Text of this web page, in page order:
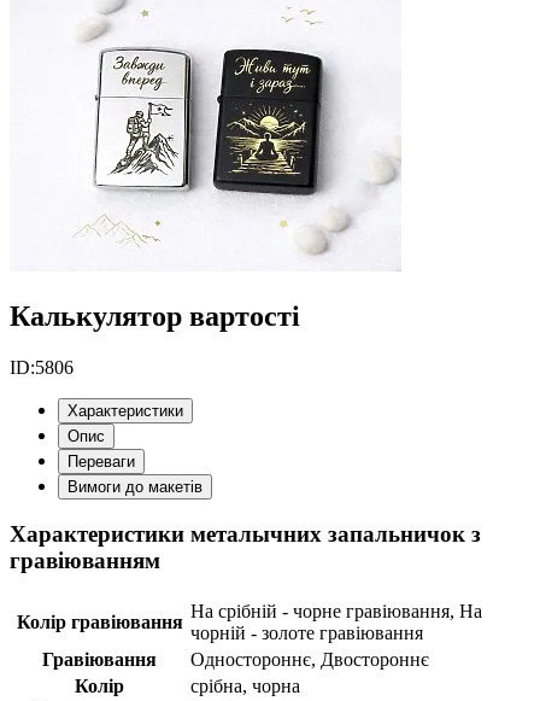
Калькулятор вартості
ID:5806
Характеристики
Опис
Переваги
Вимоги до макетів
Характеристики металычних запальничок з
гравіюванням
Колір гравіювання
На срібній - чорне гравіювання, На
чорній - золоте гравіювання
Гравіювання
Одностороннє, Двостороннє
Колір
срібна, чорна